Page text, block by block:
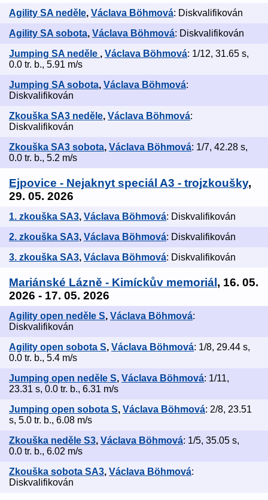
Agility SA neděle, Václava Böhmová: Diskvalifikován
Agility SA sobota, Václava Böhmová: Diskvalifikován
Jumping SA neděle , Václava Böhmová: 1/12, 31.65 s,
0.0 tr. b., 5.91 m/s
Jumping SA sobota, Václava Böhmová:
Diskvalifikován
Zkouška SA3 neděle, Václava Böhmová:
Diskvalifikován
Zkouška SA3 sobota, Václava Böhmová: 1/7, 42.28 s,
0.0 tr. b., 5.2 m/s
Ejpovice - Nejaknyt speciál A3 - trojzkoušky,
29. 05. 2026
1. zkouška SA3, Václava Böhmová: Diskvalifikován
2. zkouška SA3, Václava Böhmová: Diskvalifikován
3. zkouška SA3, Václava Böhmová: Diskvalifikován
Mariánské Lázně - Kimíckův memoriál , 16. 05.
2026 - 17. 05. 2026
Agility open neděle S, Václava Böhmová:
Diskvalifikován
Agility open sobota S, Václava Böhmová: 1/8, 29.44 s,
0.0 tr. b., 5.4 m/s
Jumping open neděle S, Václava Böhmová: 1/11,
23.31 s, 0.0 tr. b., 6.31 m/s
Jumping open sobota S, Václava Böhmová: 2/8, 23.51
s, 5.0 tr. b., 6.08 m/s
Zkouška neděle S3, Václava Böhmová: 1/5, 35.05 s,
0.0 tr. b., 6.02 m/s
Zkouška sobota SA3, Václava Böhmová:
Diskvalifikován